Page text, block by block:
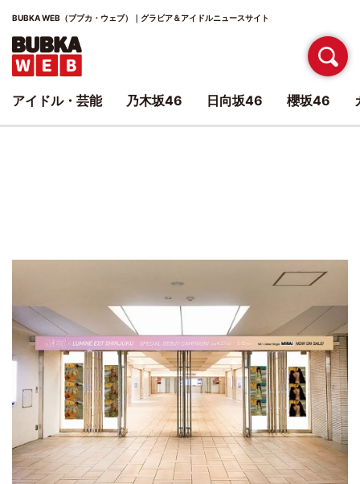
BUBKA WEB（ブブカ・ウェブ）｜グラビア＆アイドルニュースサイト
アイドル・芸能 乃木坂46 日向坂46 櫻坂46